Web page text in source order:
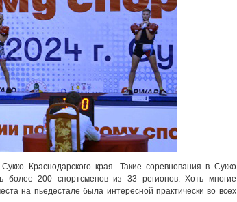
Краснодарского края. Такие соревнования в Сукко
более 200 спортсменов из 33 регионов. Хоть многие
на пьедестале была интересной практически во всех